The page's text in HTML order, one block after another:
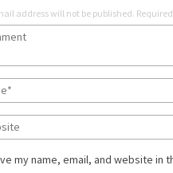
address will not be published.
my name, email, and website in